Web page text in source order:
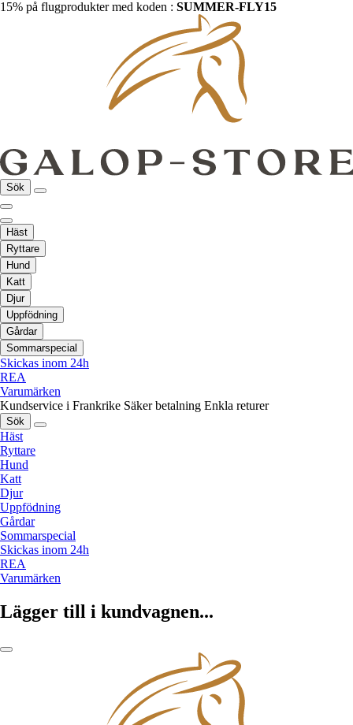
15% på flugprodukter med koden : SUMMER-FLY15
Sök
Häst
Ryttare
Hund
Katt
Djur
Uppfödning
Gårdar
Sommarspecial
Skickas inom 24h
REA
Varumärken
Kundservice i Frankrike Säker betalning Enkla returer
Sök
Häst
Ryttare
Hund
Katt
Djur
Uppfödning
Gårdar
Sommarspecial
Skickas inom 24h
REA
Varumärken
Lägger till i kundvagnen...